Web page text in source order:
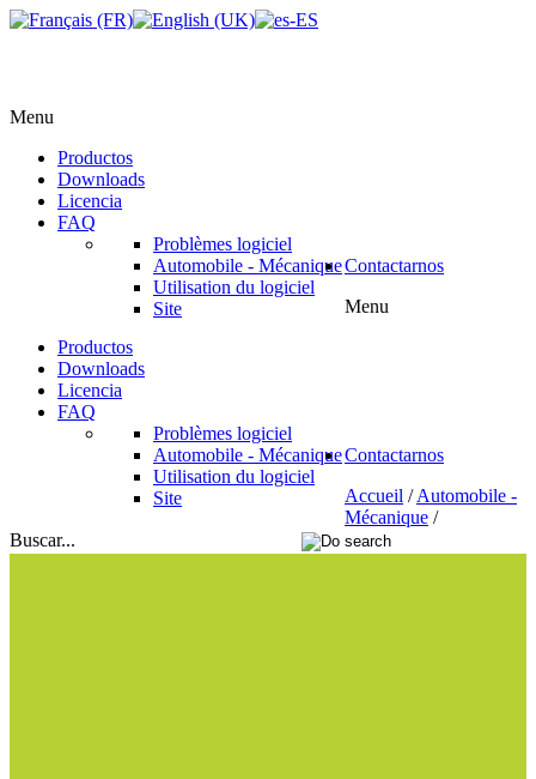
Menu
Productos
Downloads
Licencia
FAQ
Problèmes logiciel
Automobile - Mécanique
Utilisation du logiciel
Site
Contactarnos
Menu
Productos
Downloads
Licencia
FAQ
Problèmes logiciel
Automobile - Mécanique
Utilisation du logiciel
Site
Contactarnos
Accueil /Automobile -
Mécanique /
Buscar...